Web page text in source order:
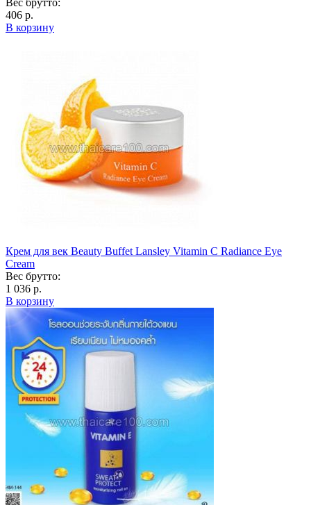
406 р.
В корзину
Крем для век Beauty Buffet Lansley Vitamin C Radiance Eye
Cream
Вес брутто:
1 036 р.
В корзину